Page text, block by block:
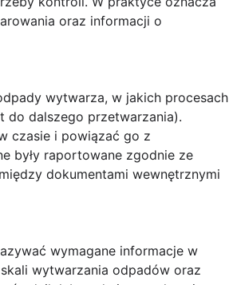
oraz informacji o
wytwarza, w jakich procesach
do dalszego przetwarzania).
czasie i powiązać go z
były raportowane zgodnie ze
dokumentami wewnętrznymi
wymagane informacje w
wytwarzania odpadów oraz